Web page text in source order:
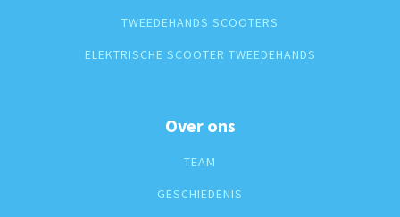
TWEEDEHANDS SCOOTERS
ELEKTRISCHE SCOOTER TWEEDEHANDS
Over ons
TEAM
GESCHIEDENIS